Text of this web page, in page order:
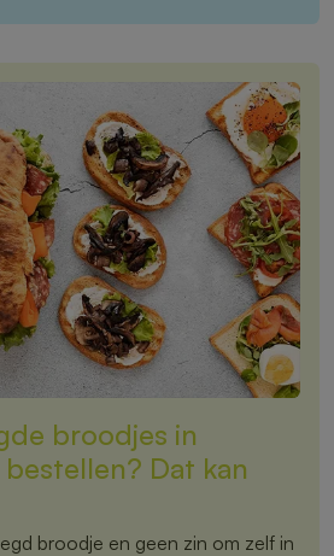
broodjes in
Dat kan
broodje en geen zin om zelf in